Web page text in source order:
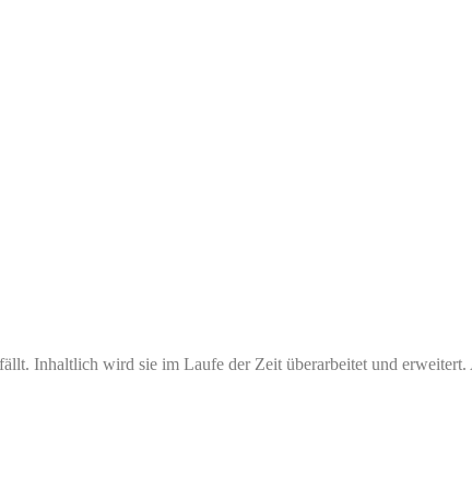
Inhaltlich wird sie im Laufe der Zeit überarbeitet und erweitert.